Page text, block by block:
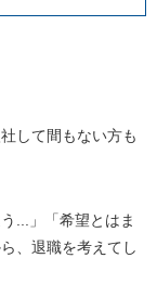
して間もない方も
...」「希望とはま
、退職を考えてし